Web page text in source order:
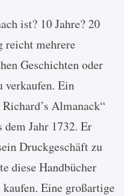
ist? 10 Jahre? 20
reicht mehrere
Geschichten oder
verkaufen. Ein
Almanack“
Jahr 1732. Er
Druckgeschäft zu
diese Handbücher
Eine großartige